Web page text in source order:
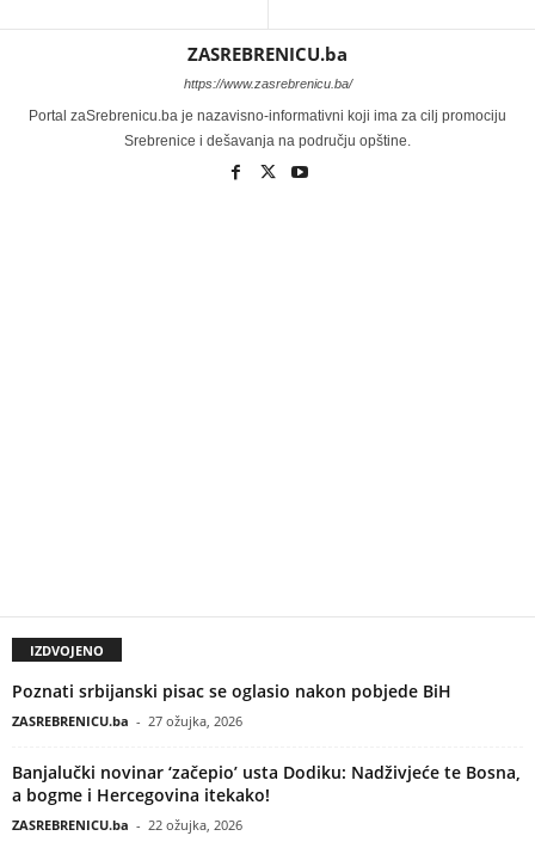
ZASREBRENICU.ba
https://www.zasrebrenicu.ba/
Portal zaSrebrenicu.ba je nazavisno-informativni koji ima za cilj promociju
Srebrenice i dešavanja na području opštine.
IZDVOJENO
Poznati srbijanski pisac se oglasio nakon pobjede BiH
ZASREBRENICU.ba - 27 ožujka, 2026
Banjalučki novinar ‘začepio’ usta Dodiku: Nadživjeće te Bosna,
a bogme i Hercegovina itekako!
ZASREBRENICU.ba - 22 ožujka, 2026